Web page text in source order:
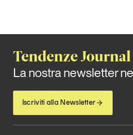
Tendenze Journal
La nostra newsletter
Iscriviti alla Newsletter